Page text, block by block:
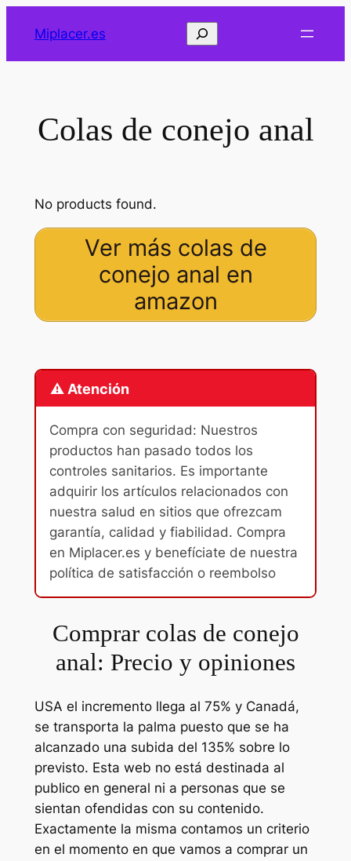
Miplacer.es Buscar
Colas de conejo anal
No products found.
Ver más colas de
conejo anal en
amazon
⚠️ Atención
Compra con seguridad: Nuestros
productos han pasado todos los
controles sanitarios. Es importante
adquirir los artículos relacionados con
nuestra salud en sitios que ofrezcam
garantía, calidad y fiabilidad. Compra
en Miplacer.es y benefíciate de nuestra
política de satisfacción o reembolso
Comprar colas de conejo
anal: Precio y opiniones
USA el incremento llega al 75% y Canadá,
se transporta la palma puesto que se ha
alcanzado una subida del 135% sobre lo
previsto. Esta web no está destinada al
publico en general ni a personas que se
sientan ofendidas con su contenido.
Exactamente la misma contamos un criterio
en el momento en que vamos a comprar un